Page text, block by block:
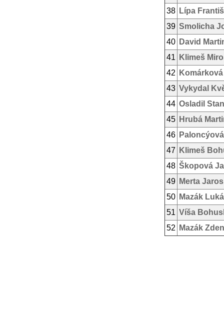
38 Lípa
39 Smolicha
40 David
41
Klimeš
42
43 Vykydal
44 Osladil
45 Hrubá
46
47
Klimeš
48 Škopová
49 Merta
50 Mazák
51 Víša
52
Mazák